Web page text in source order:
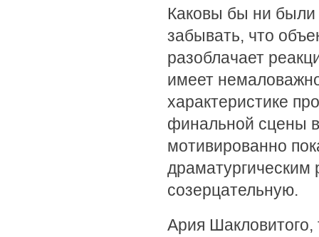
Каковы бы ни были
забывать, что
разоблачает
имеет
характеристике
финальной сцены
мотивированно
драматургическим
созерцательную.
Ария